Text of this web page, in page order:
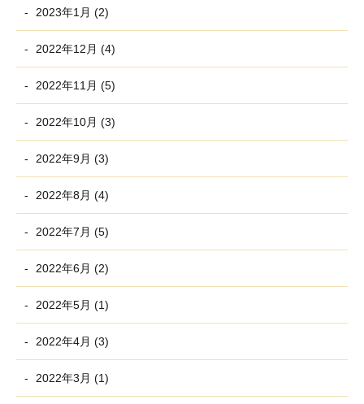
2023年1月 (2)
2022年12月 (4)
2022年11月 (5)
2022年10月 (3)
2022年9月 (3)
2022年8月 (4)
2022年7月 (5)
2022年6月 (2)
2022年5月 (1)
2022年4月 (3)
2022年3月 (1)